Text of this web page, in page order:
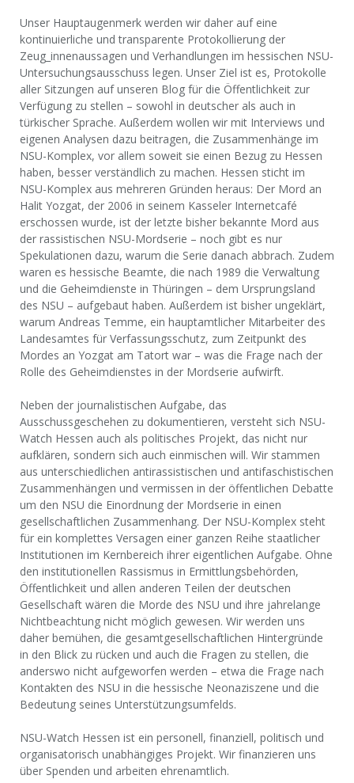
Unser Hauptaugenmerk werden wir daher auf eine
kontinuierliche und transparente Protokollierung der
Zeug_innenaussagen und Verhandlungen im hessischen NSU-
Untersuchungsausschuss legen. Unser Ziel ist es, Protokolle
aller Sitzungen auf unseren Blog für die Öffentlichkeit zur
Verfügung zu stellen – sowohl in deutscher als auch in
türkischer Sprache. Außerdem wollen wir mit Interviews und
eigenen Analysen dazu beitragen, die Zusammenhänge im
NSU-Komplex, vor allem soweit sie einen Bezug zu Hessen
haben, besser verständlich zu machen. Hessen sticht im
NSU-Komplex aus mehreren Gründen heraus: Der Mord an
Halit Yozgat, der 2006 in seinem Kasseler Internetcafé
erschossen wurde, ist der letzte bisher bekannte Mord aus
der rassistischen NSU-Mordserie – noch gibt es nur
Spekulationen dazu, warum die Serie danach abbrach. Zudem
waren es hessische Beamte, die nach 1989 die Verwaltung
und die Geheimdienste in Thüringen – dem Ursprungsland
des NSU – aufgebaut haben. Außerdem ist bisher ungeklärt,
warum Andreas Temme, ein hauptamtlicher Mitarbeiter des
Landesamtes für Verfassungsschutz, zum Zeitpunkt des
Mordes an Yozgat am Tatort war – was die Frage nach der
Rolle des Geheimdienstes in der Mordserie aufwirft.
Neben der journalistischen Aufgabe, das
Ausschussgeschehen zu dokumentieren, versteht sich NSU-
Watch Hessen auch als politisches Projekt, das nicht nur
aufklären, sondern sich auch einmischen will. Wir stammen
aus unterschiedlichen antirassistischen und antifaschistischen
Zusammenhängen und vermissen in der öffentlichen Debatte
um den NSU die Einordnung der Mordserie in einen
gesellschaftlichen Zusammenhang. Der NSU-Komplex steht
für ein komplettes Versagen einer ganzen Reihe staatlicher
Institutionen im Kernbereich ihrer eigentlichen Aufgabe. Ohne
den institutionellen Rassismus in Ermittlungsbehörden,
Öffentlichkeit und allen anderen Teilen der deutschen
Gesellschaft wären die Morde des NSU und ihre jahrelange
Nichtbeachtung nicht möglich gewesen. Wir werden uns
daher bemühen, die gesamtgesellschaftlichen Hintergründe
in den Blick zu rücken und auch die Fragen zu stellen, die
anderswo nicht aufgeworfen werden – etwa die Frage nach
Kontakten des NSU in die hessische Neonaziszene und die
Bedeutung seines Unterstützungsumfelds.
NSU-Watch Hessen ist ein personell, finanziell, politisch und
organisatorisch unabhängiges Projekt. Wir finanzieren uns
über Spenden und arbeiten ehrenamtlich.